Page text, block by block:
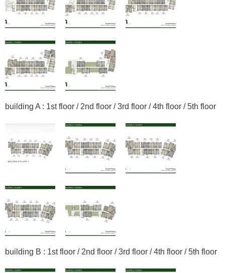
building A : 1st floor / 2nd floor / 3rd floor / 4th floor / 5th floor
building B : 1st floor / 2nd floor / 3rd floor / 4th floor / 5th floor